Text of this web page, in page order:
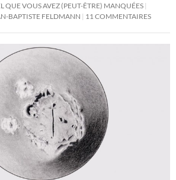
QUE VOUS AVEZ (PEUT-ÊTRE) MANQUÉES
BAPTISTE FELDMANN 11 COMMENTAIRES